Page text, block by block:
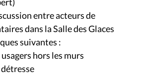
entre acteurs de
dans la Salle des Glaces
suivantes :
hors les murs